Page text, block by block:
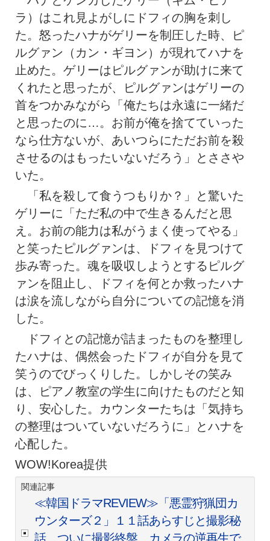
ラ）はこれ見よがしにドフィの胸を刺し
た。怒ったハナがゲリーを制圧した時、ピ
ルグァン（カン・ギヨン）が現れてハナを
止めた。ゲリーはピルグァンが助けに来て
くれたと思ったが、ピルグァンはゲリーの
首をつかみながら「俺たちは永遠に一緒だ
と思ったのに…。お前が俺を捨てていった
なら仕方ないが、あいつらにただお前を殺
させるのはもったいないだろう」とささや
いた。
「私を殺して食うつもりか？」と驚いた
ゲリーに「ただ私の中で生きるんだと思
え。お前の能力は私がうまく使ってやる」
と笑ったピルグァンは、ドフィを見つけて
歩み寄った。魂を吸収しようとするピルグ
ァンを阻止し、ドフィを何とか救ったハナ
は涙を流しながら自分についての記憶を消
した。
ドフィとの記憶が詰まったものを整理し
たハナは、偶然会ったドフィが自分を見て
笑うのでびっくりした。しかしその笑み
は、ピアノ教室の学生に向けたものだと知
り、安心した。カウンターたちは「気持ち
の整理はついていないだろうに」とハナを
心配した。
WOW!Korea提供
関連記事
≪韓国ドラマREVIEW≫「悪霊狩猟団カ
ウンターズ２」１１話あらすじと撮影秘
話…ついに撮影終盤、カメラの逆再生で